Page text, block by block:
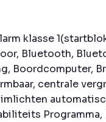
klasse
Bluetooth,
Boordcomputer,
centrale